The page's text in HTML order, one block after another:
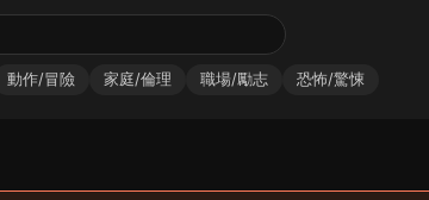
動作/冒險 家庭/倫理 職場/勵志 恐怖/驚悚